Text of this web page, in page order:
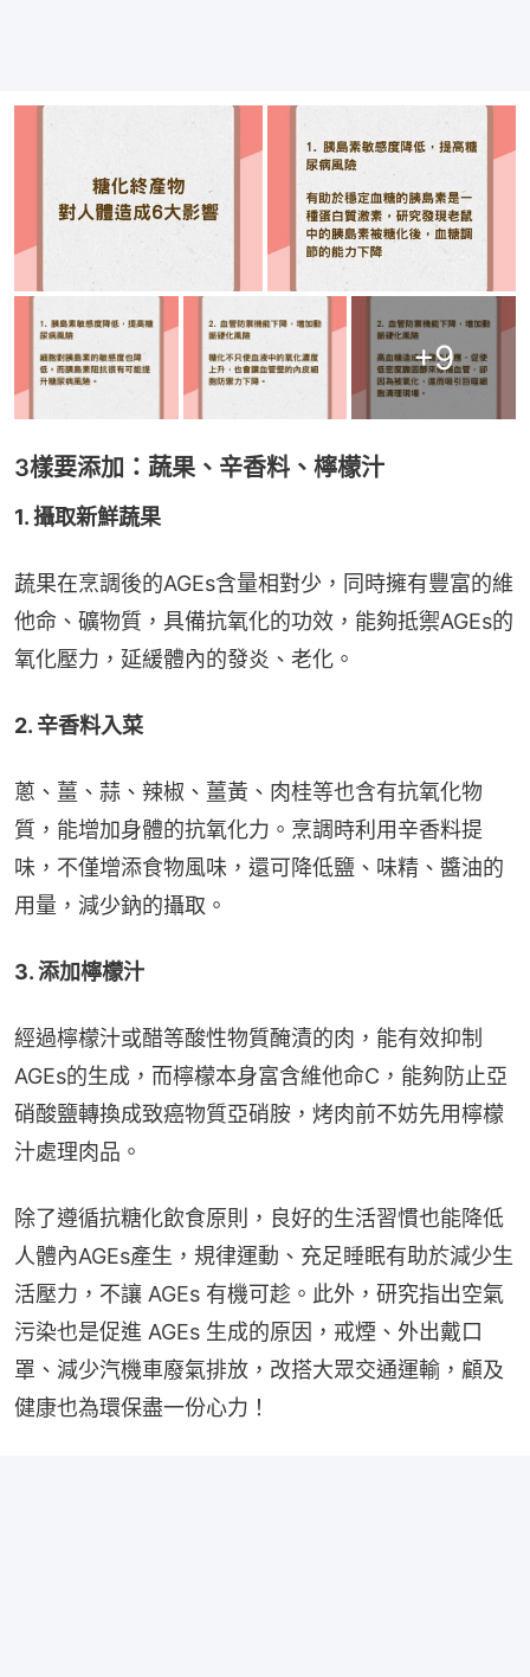
+9
3樣要添加：蔬果、辛香料、檸檬汁
1. 攝取新鮮蔬果
蔬果在烹調後的AGEs含量相對少，同時擁有豐富的維
他命、礦物質，具備抗氧化的功效，能夠抵禦AGEs的
氧化壓力，延緩體內的發炎、老化。
2. 辛香料入菜
蔥、薑、蒜、辣椒、薑黃、肉桂等也含有抗氧化物
質，能增加身體的抗氧化力。烹調時利用辛香料提
味，不僅增添食物風味，還可降低鹽、味精、醬油的
用量，減少鈉的攝取。
3. 添加檸檬汁
經過檸檬汁或醋等酸性物質醃漬的肉，能有效抑制
AGEs的生成，而檸檬本身富含維他命C，能夠防止亞
硝酸鹽轉換成致癌物質亞硝胺，烤肉前不妨先用檸檬
汁處理肉品。
除了遵循抗糖化飲食原則，良好的生活習慣也能降低
人體內AGEs產生，規律運動、充足睡眠有助於減少生
活壓力，不讓 AGEs 有機可趁。此外，研究指出空氣
污染也是促進 AGEs 生成的原因，戒煙、外出戴口
罩、減少汽機車廢氣排放，改搭大眾交通運輸，顧及
健康也為環保盡一份心力！